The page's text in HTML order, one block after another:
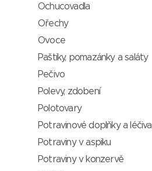
Ochucovadla
Ořechy
Ovoce
Paštiky, pomazánky a saláty
Pečivo
Polevy, zdobení
Polotovary
Potravinové doplňky a léčiva
Potraviny v aspiku
Potraviny v konzervě